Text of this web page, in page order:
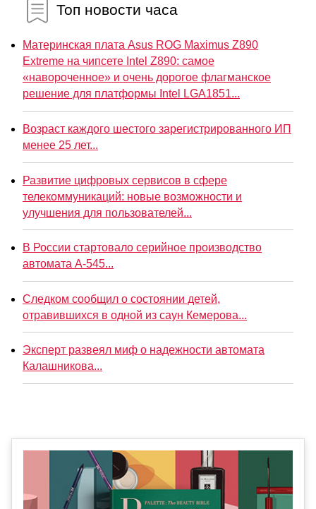
Топ новости часа
Материнская плата Asus ROG Maximus Z890
Extreme на чипсете Intel Z890: самое
«навороченное» и очень дорогое флагманское
решение для платформы Intel LGA1851...
Возраст каждого шестого зарегистрированного ИП
менее 25 лет...
Развитие цифровых сервисов в сфере
телекоммуникаций: новые возможности и
улучшения для пользователей...
В России стартовало серийное производство
автомата А-545...
Следком сообщил о состоянии детей,
отравившихся в одной из саун Кемерова...
Эксперт развеял миф о надежности автомата
Калашникова...